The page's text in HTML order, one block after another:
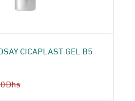
CICAPLAST GEL B5
Dhs